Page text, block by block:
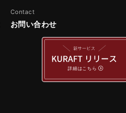
Contact
お問い合わせ